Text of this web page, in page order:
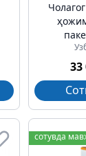
33
сотувда